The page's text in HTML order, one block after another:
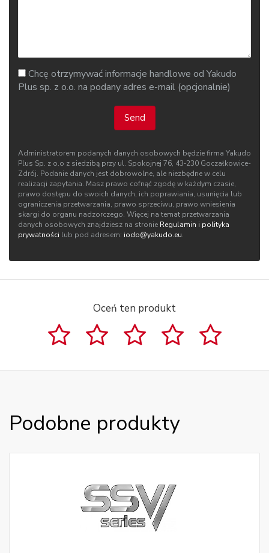
Chcę otrzymywać informacje handlowe od Yakudo
Plus sp. z o.o. na podany adres e-mail (opcjonalnie)
Send
Administratorem podanych danych osobowych będzie firma Yakudo
Plus Sp. z o.o z siedzibą przy ul. Spokojnej 76, 43‑230 Goczałkowice-
Zdrój. Podanie danych jest dobrowolne, ale niezbędne w celu
realizacji zapytania. Masz prawo cofnąć zgodę w każdym czasie,
prawo dostępu do swoich danych, ich poprawiania, usunięcia lub
ograniczenia przetwarzania, prawo sprzeciwu, prawo wniesienia
skargi do organu nadzorczego. Więcej na temat przetwarzania
danych osobowych znajdziesz na stronie Regulamin i polityka
prywatności lub pod adresem: iodo@yakudo.eu.
Oceń ten produkt
Podobne produkty